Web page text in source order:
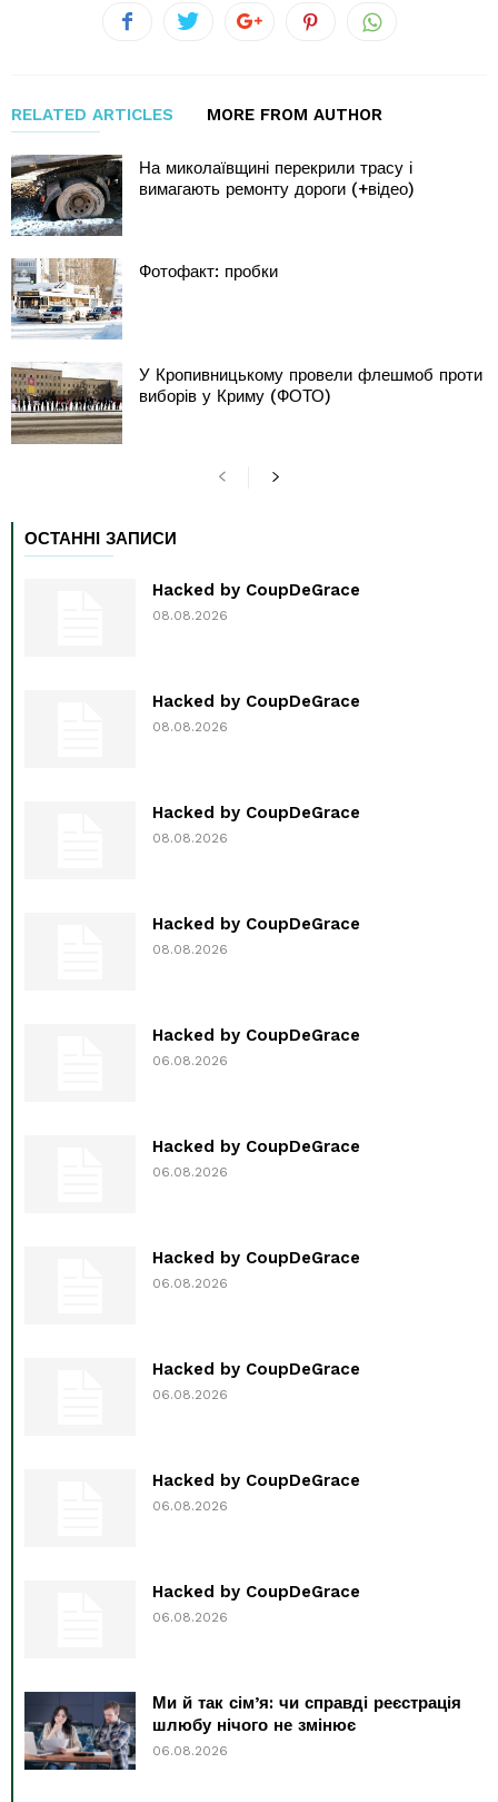
RELATED ARTICLES MORE FROM AUTHOR
На миколаївщині перекрили трасу і
вимагають ремонту дороги (+відео)
Фотофакт: пробки
У Кропивницькому провели флешмоб проти
виборів у Криму (ФОТО)
ОСТАННІ ЗАПИСИ
Hacked by CoupDeGrace
08.08.2026
Hacked by CoupDeGrace
08.08.2026
Hacked by CoupDeGrace
08.08.2026
Hacked by CoupDeGrace
08.08.2026
Hacked by CoupDeGrace
06.08.2026
Hacked by CoupDeGrace
06.08.2026
Hacked by CoupDeGrace
06.08.2026
Hacked by CoupDeGrace
06.08.2026
Hacked by CoupDeGrace
06.08.2026
Hacked by CoupDeGrace
06.08.2026
Ми й так сім’я: чи справді реєстрація
шлюбу нічого не змінює
06.08.2026